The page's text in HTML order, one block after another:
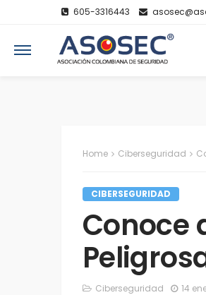
605-3316443
Home Ciberseguridad
CIBERSEGURIDAD
Conoce
Ciberseguridad 14